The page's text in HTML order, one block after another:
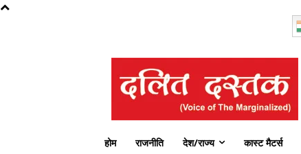
होम राजनीति देश/राज्य कास्ट मैटर्स